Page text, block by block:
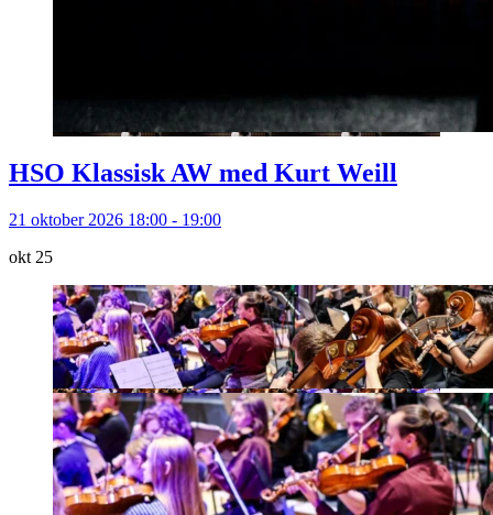
HSO Klassisk AW med Kurt Weill
21 oktober 2026 18:00 - 19:00
okt 25